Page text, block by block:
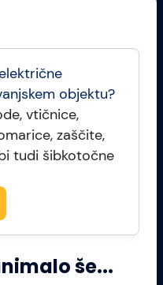
objektu?
vtičnice,
zaščite,
tudi šibkotočne
še...